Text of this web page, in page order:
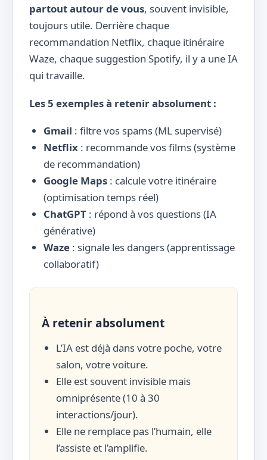
partout autour de vous, souvent invisible,
toujours utile. Derrière chaque
recommandation Netflix, chaque itinéraire
Waze, chaque suggestion Spotify, il y a une IA
qui travaille.
Les 5 exemples à retenir absolument :
Gmail : filtre vos spams (ML supervisé)
Netflix : recommande vos films (système
de recommandation)
Google Maps : calcule votre itinéraire
(optimisation temps réel)
ChatGPT : répond à vos questions (IA
générative)
Waze : signale les dangers (apprentissage
collaboratif)
À retenir absolument
L’IA est déjà dans votre poche, votre
salon, votre voiture.
Elle est souvent invisible mais
omniprésente (10 à 30
interactions/jour).
Elle ne remplace pas l’humain, elle
l’assiste et l’amplifie.